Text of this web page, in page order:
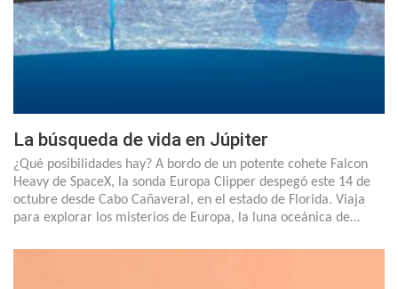
La búsqueda de vida en Júpiter
¿Qué posibilidades hay? A bordo de un potente cohete Falcon
Heavy de SpaceX, la sonda Europa Clipper despegó este 14 de
octubre desde Cabo Cañaveral, en el estado de Florida. Viaja
para explorar los misterios de Europa, la luna oceánica de…